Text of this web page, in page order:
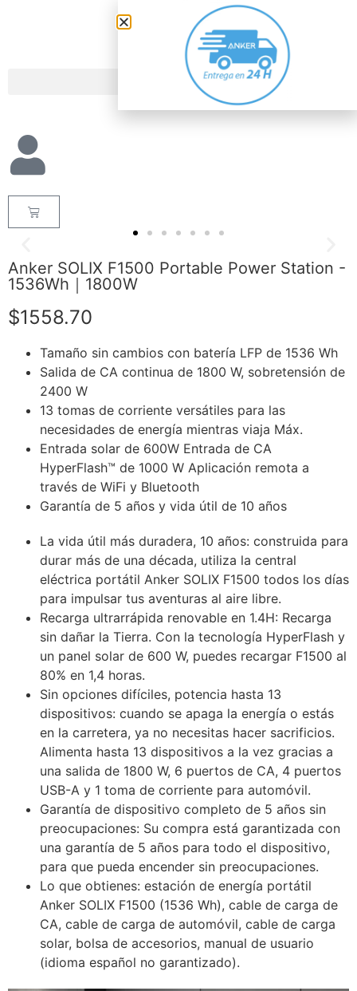
Anker SOLIX F1500 Portable Power Station -
1536Wh｜1800W
$1558.70
Tamaño sin cambios con batería LFP de 1536 Wh
Salida de CA continua de 1800 W, sobretensión de
2400 W
13 tomas de corriente versátiles para las
necesidades de energía mientras viaja Máx.
Entrada solar de 600W Entrada de CA
HyperFlash™ de 1000 W Aplicación remota a
través de WiFi y Bluetooth
Garantía de 5 años y vida útil de 10 años
La vida útil más duradera, 10 años: construida para
durar más de una década, utiliza la central
eléctrica portátil Anker SOLIX F1500 todos los días
para impulsar tus aventuras al aire libre.
Recarga ultrarrápida renovable en 1.4H: Recarga
sin dañar la Tierra. Con la tecnología HyperFlash y
un panel solar de 600 W, puedes recargar F1500 al
80% en 1,4 horas.
Sin opciones difíciles, potencia hasta 13
dispositivos: cuando se apaga la energía o estás
en la carretera, ya no necesitas hacer sacrificios.
Alimenta hasta 13 dispositivos a la vez gracias a
una salida de 1800 W, 6 puertos de CA, 4 puertos
USB-A y 1 toma de corriente para automóvil.
Garantía de dispositivo completo de 5 años sin
preocupaciones: Su compra está garantizada con
una garantía de 5 años para todo el dispositivo,
para que pueda encender sin preocupaciones.
Lo que obtienes: estación de energía portátil
Anker SOLIX F1500 (1536 Wh), cable de carga de
CA, cable de carga de automóvil, cable de carga
solar, bolsa de accesorios, manual de usuario
(idioma español no garantizado).